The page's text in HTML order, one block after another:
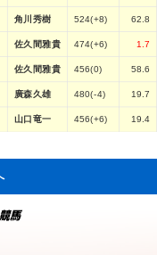
角川秀樹 524(+8) 62.8
佐久間雅貴 474(+6) 1.7
佐久間雅貴 456(0) 58.6
廣森久雄 480(-4) 19.7
山口竜一 456(+6) 19.4